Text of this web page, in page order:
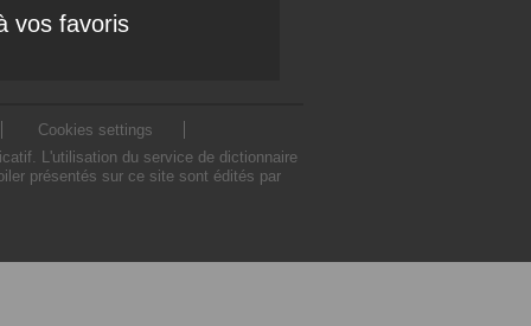
vos favoris
Cookies settings
L'utilisation du service de dictionnaire
présentés sur ce site sont édités par